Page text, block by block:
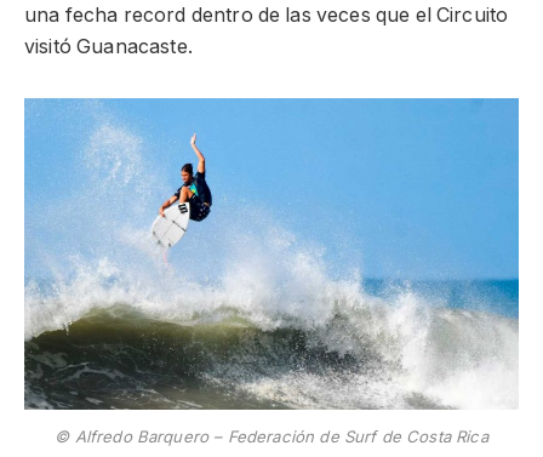
una fecha record dentro de las veces que el Circuito
visitó Guanacaste.
© Alfredo Barquero – Federación de Surf de Costa Rica